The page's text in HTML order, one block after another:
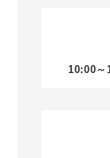
10:00～